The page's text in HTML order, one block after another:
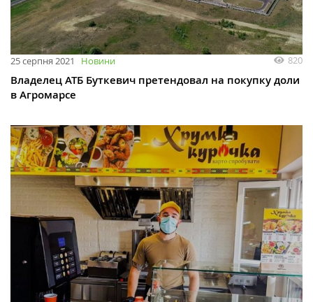
25 серпня 2021 Новини 820
Владелец АТБ Буткевич претендовал на покупку доли
в Агромарсе